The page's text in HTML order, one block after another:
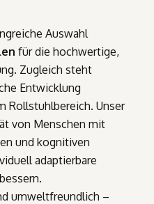
Auswahl
für die hochwertige,
Zugleich steht
Entwicklung
Rollstuhlbereich. Unser
von Menschen mit
und kognitiven
adaptierbare
zu verbessern.
umweltfreundlich –